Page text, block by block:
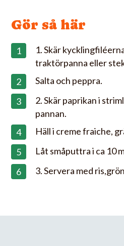
Gör så här
1. Skär
traktörpanna eller
Salta och peppra.
2. Skär paprikan i
pannan.
Häll i creme fraiche,
Låt småputtra i ca 10
3. Servera med